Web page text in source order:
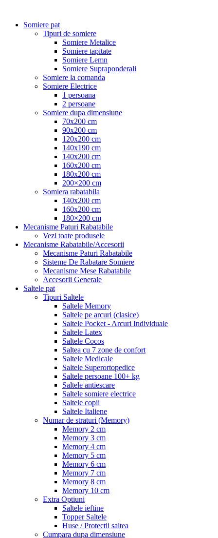
Somiere pat
Tipuri de somiere
Somiere Metalice
Somiere tapitate
Somiere Lemn
Somiere Supraponderali
Somiere la comanda
Somiere Electrice
1 persoana
2 persoane
Somiere dupa dimensiune
70x200 cm
90x200 cm
120x200 cm
140x190 cm
140x200 cm
160x200 cm
180x200 cm
200×200 cm
Somiera rabatabila
140x200 cm
160x200 cm
180×200 cm
Mecanisme Paturi Rabatabile
Vezi toate produsele
Mecanisme Rabatabile/Accesorii
Mecanisme Paturi Rabatabile
Sisteme De Rabatare Somiere
Mecanisme Mese Rabatabile
Accesorii Generale
Saltele pat
Tipuri Saltele
Saltele Memory
Saltele pe arcuri (clasice)
Saltele Pocket - Arcuri Individuale
Saltele Latex
Saltele Cocos
Saltea cu 7 zone de confort
Saltele Medicale
Saltele Superortopedice
Saltele persoane 100+ kg
Saltele antiescare
Saltele somiere electrice
Saltele copii
Saltele Italiene
Numar de straturi (Memory)
Memory 2 cm
Memory 3 cm
Memory 4 cm
Memory 5 cm
Memory 6 cm
Memory 7 cm
Memory 8 cm
Memory 10 cm
Extra Optiuni
Saltele ieftine
Topper Saltele
Huse / Protectii saltea
Cumpara dupa dimensiune